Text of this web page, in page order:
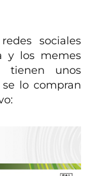
sociales
y los memes
tienen unos
lo compran